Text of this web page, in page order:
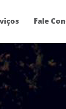
Fale